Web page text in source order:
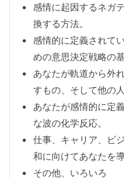
感情に起因するネガ
換する方法。
感情的に定義されて
めの意思決定戦略の
あなたが軌道から外
すもの、そして他の
あなたが感情的に定
な波の化学反応。
仕事、キャリア、ビ
和に向けてあなたを
その他、いろいろ